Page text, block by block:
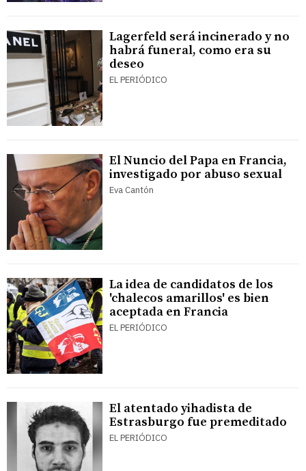
Lagerfeld será incinerado y no
habrá funeral, como era su
deseo
EL PERIÓDICO
El Nuncio del Papa en Francia,
investigado por abuso sexual
Eva Cantón
La idea de candidatos de los
'chalecos amarillos' es bien
aceptada en Francia
EL PERIÓDICO
El atentado yihadista de
Estrasburgo fue premeditado
EL PERIÓDICO